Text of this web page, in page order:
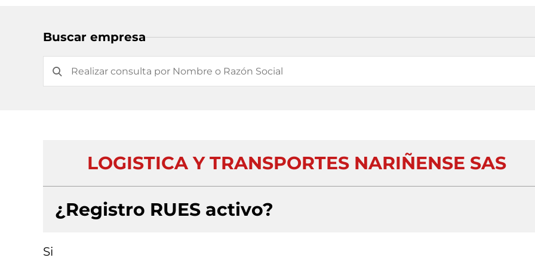
Buscar empresa
LOGISTICA Y TRANSPORTES NARIÑENSE SAS
¿Registro RUES activo?
Si